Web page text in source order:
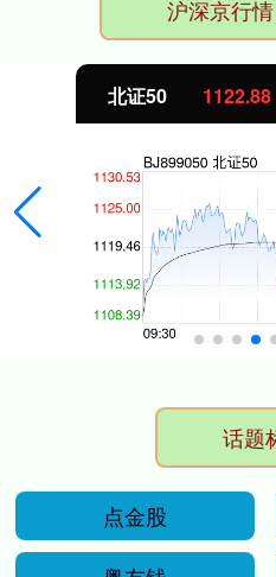
沪深京行
北证50 1122.88
话题
点金股